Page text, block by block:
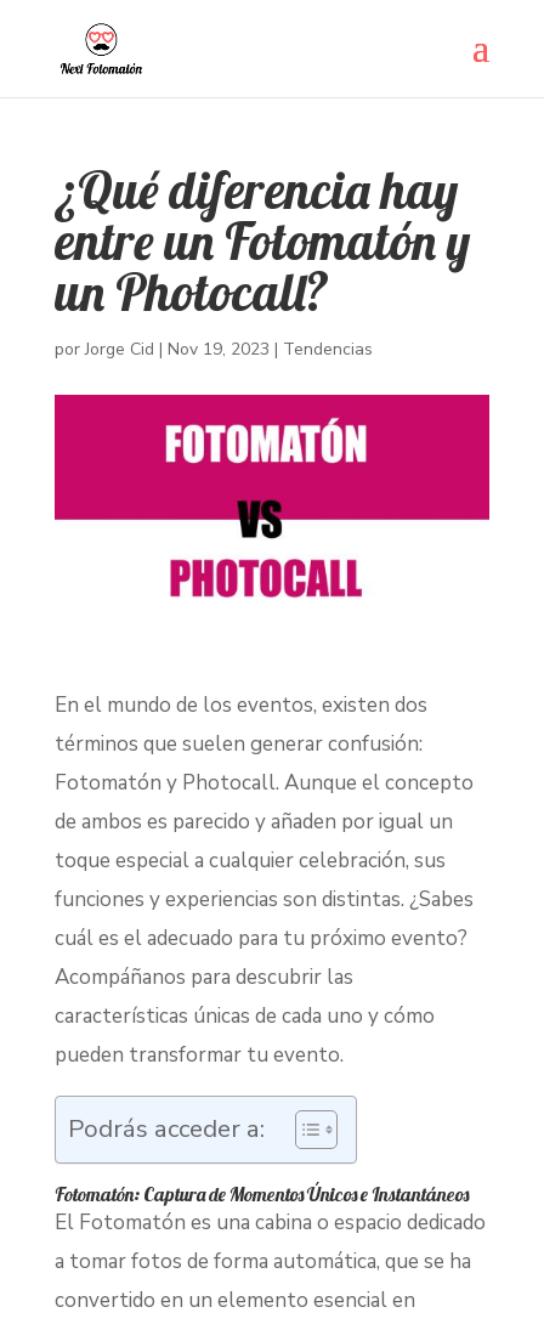
¿Qué diferencia hay
entre un Fotomatón y
un Photocall?
porJorge Cid | Nov 19, 2023 | Tendencias
En el mundo de los eventos, existen dos
términos que suelen generar confusión:
Fotomatón y Photocall. Aunque el concepto
de ambos es parecido y añaden por igual un
toque especial a cualquier celebración, sus
funciones y experiencias son distintas. ¿Sabes
cuál es el adecuado para tu próximo evento?
Acompáñanos para descubrir las
características únicas de cada uno y cómo
pueden transformar tu evento.
Podrás acceder a:
Fotomatón: Captura de Momentos Únicos e Instantáneos
El Fotomatón es una cabina o espacio dedicado
a tomar fotos de forma automática, que se ha
convertido en un elemento esencial en